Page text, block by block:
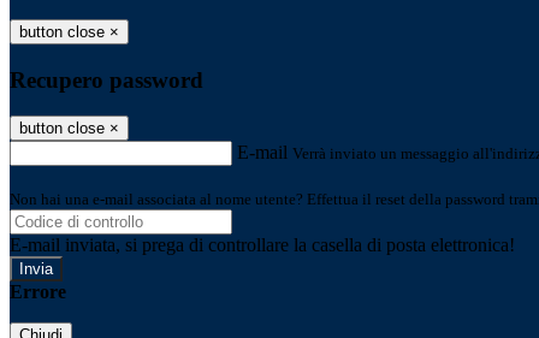
button close ×
Recupero password
button close ×
E-mail Verrà inviato un messaggio
Non hai una e-mail associata al nome utente? Effettua il reset della password
E-mail inviata, si prega di controllare la casella di posta elettronica!
Errore